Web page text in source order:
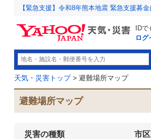
【緊急支援】令和8年熊本地震 緊急支援募
ID
ログ
天気・災害トップ> 避難場所マップ
避難場所マップ
災害の種類 市